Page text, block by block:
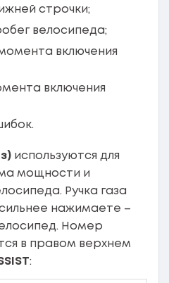
строчки;
велосипеда;
включения
включения
используются для
мощности и
Ручка газа
нажимаете –
Номер
в правом верхнем
: